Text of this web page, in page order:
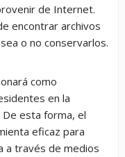
de Internet.
encontrar archivos
o no conservarlos.
como
en la
esta forma, el
eficaz para
a través de medios